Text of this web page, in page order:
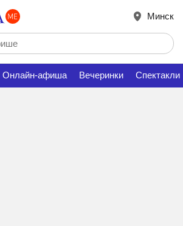
Минск
Онлайн-афиша Вечеринки Спектакли